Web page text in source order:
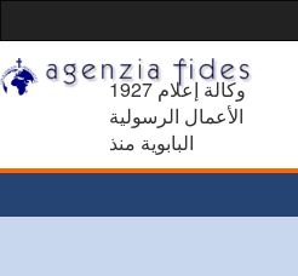
1927 وكالة إعلام
الأعمال الرسولية
البابوية منذ